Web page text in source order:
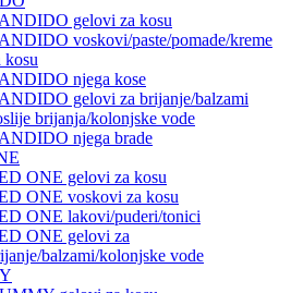
gelovi za kosu
voskovi/paste/pomade/kreme
kosu
njega kose
gelovi za brijanje/balzami
brijanja/kolonjske vode
njega brade
ONE gelovi za kosu
ONE voskovi za kosu
ONE lakovi/puderi/tonici
ONE gelovi za
balzami/kolonjske vode